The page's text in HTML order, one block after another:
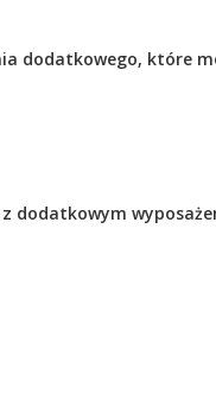
dodatkowego, które
dodatkowym